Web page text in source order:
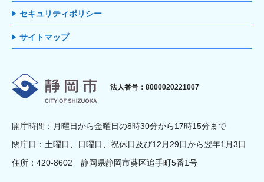
セキュリティポリシー
サイトマップ
静岡市
法人番号：8000020221007
開庁時間：月曜日から金曜日の8時30分から17時15分まで
閉庁日：土曜日、日曜日、祝休日及び12月29日から翌年1月3日
住所：420-8602 静岡県静岡市葵区追手町5番1号